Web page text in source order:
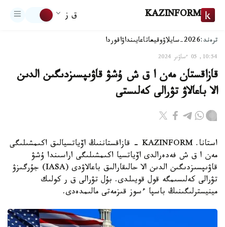
KAZINFORM ق ز
ترەند:2026-سايلاۋ وقيعاتاعايىنداۋاقوردا
10:54, 05 ءساۋىر 2024
قازاقستان مەن ا ق ش ۇشۋ قاۋىپسىزدىگىن الدىن
الا باعالاۋ تۋرالى كەلىستى
استانا. KAZINFORM - قازاقستاننىڭ اۆياتسيالىق اكىمشىلىگى
مەن ا ق ش فەدەرالدى اۆياتسيا اكىمشىلىگى اراسىندا ۇشۋ
قاۋىپسىزدىگىن الدىن الا حالىقارالىق باعالاۋدى (IASA) جۇرگىزۋ
تۋرالى كەلىسىمگە قول قويىلدى. بۇل تۋرالى ق ر كولىك
مينيسترلىگىنىڭ باسپا ءسوز قىزمەتى مالىمدەدى.